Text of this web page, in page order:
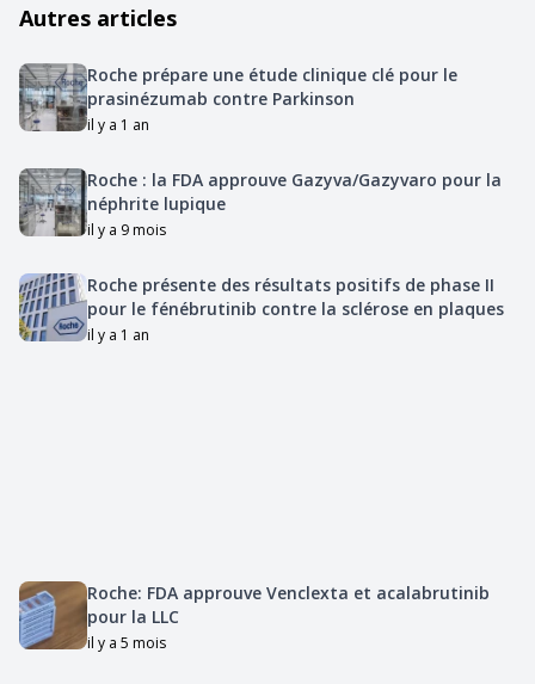
Autres articles
Roche prépare une étude clinique clé pour le
prasinézumab contre Parkinson
il y a 1 an
Roche : la FDA approuve Gazyva/Gazyvaro pour la
néphrite lupique
il y a 9 mois
Roche présente des résultats positifs de phase II
pour le fénébrutinib contre la sclérose en plaques
il y a 1 an
Roche: FDA approuve Venclexta et acalabrutinib
pour la LLC
il y a 5 mois